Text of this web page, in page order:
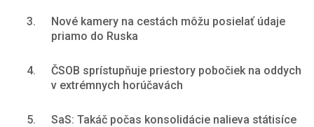
3.
Nové kamery na cestách môžu posielať údaje
priamo do Ruska
4.
ČSOB sprístupňuje priestory pobočiek na oddych
v extrémnych horúčavách
5.
SaS: Takáč počas konsolidácie nalieva státisíce